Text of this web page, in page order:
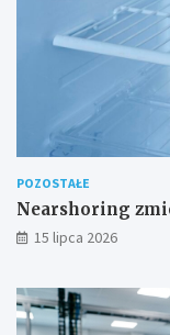
POZOSTAŁE
Nearshoring
15 lipca 2026